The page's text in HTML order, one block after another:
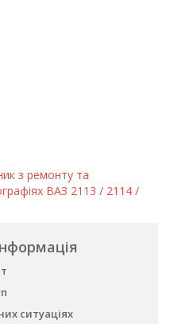
з ремонту та
ВАЗ 2113 / 2114 /
ситуаціях